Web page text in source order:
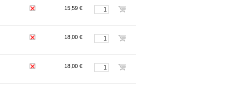
15,59 €
18,00 €
18,00 €